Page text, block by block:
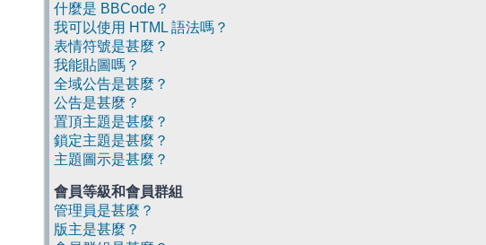
什麼是 BBCode？
我可以使用 HTML 語法嗎？
表情符號是甚麼？
我能貼圖嗎？
全域公告是甚麼？
公告是甚麼？
置頂主題是甚麼？
鎖定主題是甚麼？
主題圖示是甚麼？
會員等級和會員群組
管理員是甚麼？
版主是甚麼？